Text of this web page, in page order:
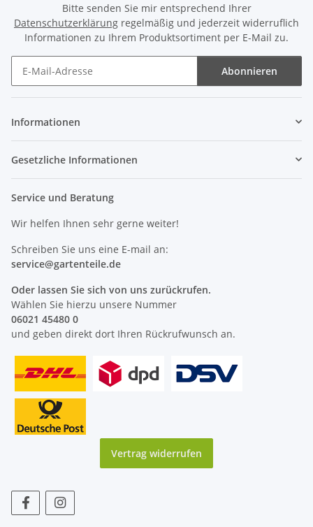
Bitte senden Sie mir entsprechend Ihrer
Datenschutzerklärung regelmäßig und jederzeit widerruflich
Informationen zu Ihrem Produktsortiment per E-Mail zu.
Abonnieren
Informationen
Gesetzliche Informationen
Service und Beratung
Wir helfen Ihnen sehr gerne weiter!
Schreiben Sie uns eine E-mail an:
service@gartenteile.de
Oder lassen Sie sich von uns zurückrufen.
Wählen Sie hierzu unsere Nummer
06021 45480 0
und geben direkt dort Ihren Rückrufwunsch an.
Vertrag widerrufen